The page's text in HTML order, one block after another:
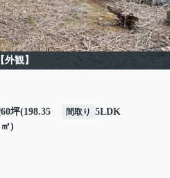
【外観】
60坪(198.35
㎡)
間取り 5LDK